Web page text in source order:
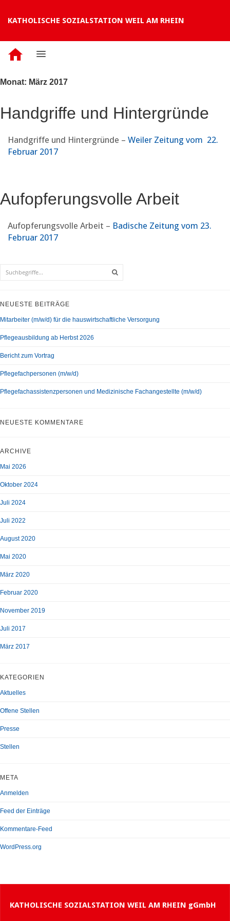
KATHOLISCHE SOZIALSTATION WEIL AM RHEIN
Monat: März 2017
Handgriffe und Hintergründe
Handgriffe und Hintergründe – Weiler Zeitung vom 22.
Februar 2017
Aufopferungsvolle Arbeit
Aufopferungsvolle Arbeit – Badische Zeitung vom 23.
Februar 2017
NEUESTE BEITRÄGE
Mitarbeiter (m/w/d) für die hauswirtschaftliche Versorgung
Pflegeausbildung ab Herbst 2026
Bericht zum Vortrag
Pflegefachpersonen (m/w/d)
Pflegefachassistenzpersonen und Medizinische Fachangestellte (m/w/d)
NEUESTE KOMMENTARE
ARCHIVE
Mai 2026
Oktober 2024
Juli 2024
Juli 2022
August 2020
Mai 2020
März 2020
Februar 2020
November 2019
Juli 2017
März 2017
KATEGORIEN
Aktuelles
Offene Stellen
Presse
Stellen
META
Anmelden
Feed der Einträge
Kommentare-Feed
WordPress.org
KATHOLISCHE SOZIALSTATION WEIL AM RHEIN gGmbH